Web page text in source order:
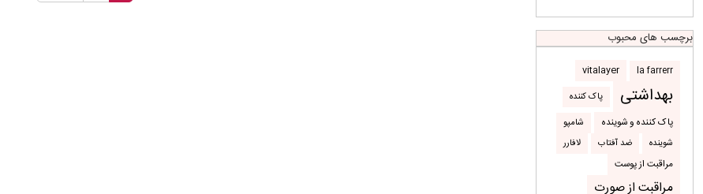
برچسب های محبوب
la farrerr
vitalayer
بهداشتی
پاک کننده
پاک کننده و شوینده
شامپو
شوینده
ضد آفتاب
لافارر
مراقبت از پوست
مراقبت از صورت